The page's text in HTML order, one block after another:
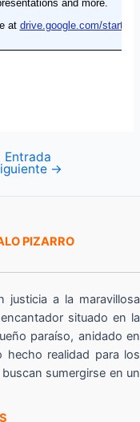
Entrada
→
PIZARRO
justicia a la maravillosa
situado en la
paraíso, anidado en
hecho realidad para los
sumergirse en un